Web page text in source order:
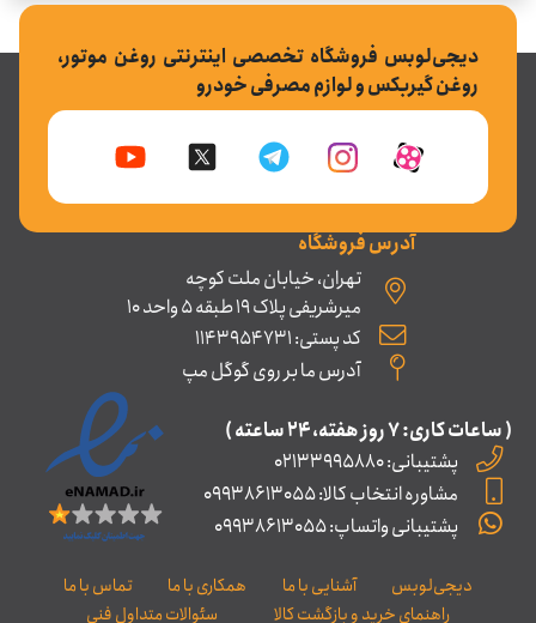
دیجی‌لوبس فروشگاه تخصصی اینترنتی روغن موتور،
روغن گیربکس و لوازم مصرفی خودرو
آدرس فروشگاه
تهران، خیابان ملت کوچه
میرشریفی پلاک 19 طبقه 5 واحد 10
کد پستی: 1143954731
آدرس ما بر روی گوگل مپ
( ساعات کاری: ۷ روز ﻫﻔﺘﻪ، ۲۴ ﺳﺎﻋﺘﻪ )
پشتیبانی: 02133995880
مشاوره انتخاب کالا: 09938613055
پشتیبانی واتساپ: 09938613055
دیجی‌لوبس آشنایی با ما همکاری با ما
تماس با ما
راهنمای خرید و بازگشت کالا
سئوالات متداول فنی